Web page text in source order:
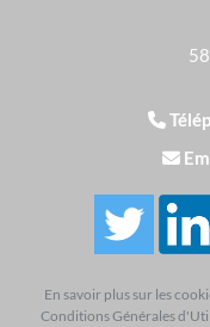
Se souvenir de moi
Mot de passe
En savoir plus sur les
Conditions Générales